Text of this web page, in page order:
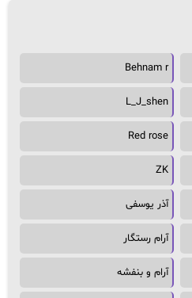
Behnam r
L_J_shen
Red rose
ZK
آذر یوسفی
آرام رستگار
آرام و بنفشه